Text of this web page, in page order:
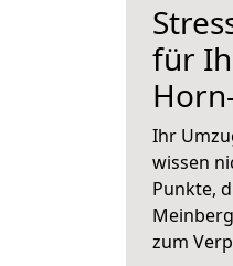
für
Ihr
wissen
Punkte,
zum